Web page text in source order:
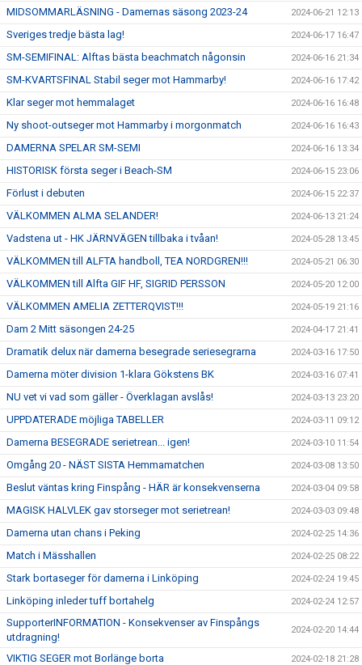
MIDSOMMARLÄSNING - Damernas säsong 2023-24 2024-06-21 12:13
Sveriges tredje bästa lag! 2024-06-17 16:47
SM-SEMIFINAL: Alftas bästa beachmatch någonsin 2024-06-16 21:34
SM-KVARTSFINAL Stabil seger mot Hammarby! 2024-06-16 17:42
Klar seger mot hemmalaget 2024-06-16 16:48
Ny shoot-outseger mot Hammarby i morgonmatch 2024-06-16 16:43
DAMERNA SPELAR SM-SEMI 2024-06-16 13:34
HISTORISK första seger i Beach-SM 2024-06-15 23:06
Förlust i debuten 2024-06-15 22:37
VÄLKOMMEN ALMA SELANDER! 2024-06-13 21:24
Vadstena ut - HK JÄRNVÄGEN tillbaka i tvåan! 2024-05-28 13:45
VÄLKOMMEN till ALFTA handboll, TEA NORDGREN!!! 2024-05-21 06:30
VÄLKOMMEN till Alfta GIF HF, SIGRID PERSSON 2024-05-20 12:00
VÄLKOMMEN AMELIA ZETTERQVIST!!! 2024-05-19 21:16
Dam 2 Mitt säsongen 24-25 2024-04-17 21:41
Dramatik delux när damerna besegrade seriesegrarna 2024-03-16 17:50
Damerna möter division 1-klara Gökstens BK 2024-03-16 07:41
NU vet vi vad som gäller - Överklagan avslås! 2024-03-13 23:20
UPPDATERADE möjliga TABELLER 2024-03-11 09:12
Damerna BESEGRADE serietrean... igen! 2024-03-10 11:54
Omgång 20 - NÄST SISTA Hemmamatchen 2024-03-08 13:50
Beslut väntas kring Finspång - HÄR är konsekvenserna 2024-03-04 09:58
MAGISK HALVLEK gav storseger mot serietrean! 2024-03-03 09:48
Damerna utan chans i Peking 2024-02-25 14:36
Match i Mässhallen 2024-02-25 08:22
Stark bortaseger för damerna i Linköping 2024-02-24 19:45
Linköping inleder tuff bortahelg 2024-02-24 12:57
SupporterINFORMATION - Konsekvenser av Finspångs
utdragning!
2024-02-20 14:44
VIKTIG SEGER mot Borlänge borta 2024-02-18 21:28